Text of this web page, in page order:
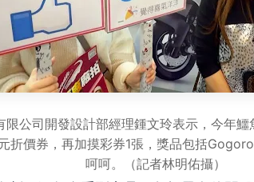
公司開發設計部經理鍾文玲表示，今年鱷
折價券，再加摸彩券1張，獎品包括
呵呵。（記者林明佑攝）